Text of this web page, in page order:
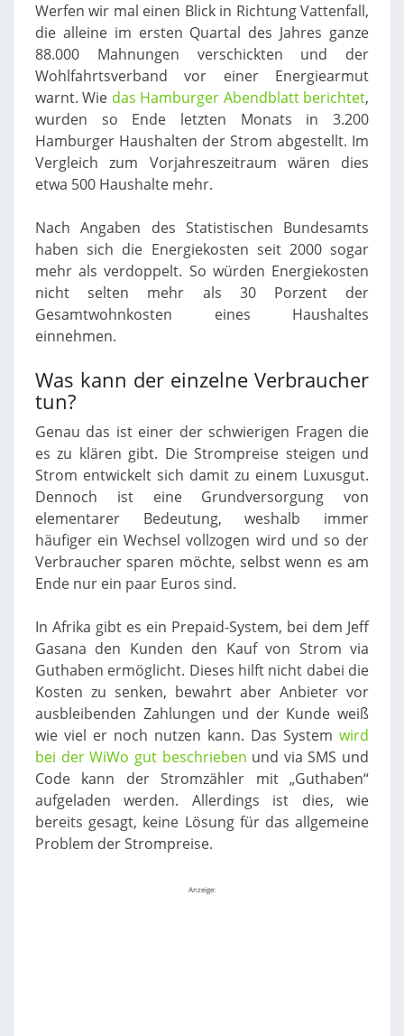
Werfen wir mal einen Blick in Richtung Vattenfall,
die alleine im ersten Quartal des Jahres ganze
88.000 Mahnungen verschickten und der
Wohlfahrtsverband vor einer Energiearmut
warnt. Wie das Hamburger Abendblatt berichtet,
wurden so Ende letzten Monats in 3.200
Hamburger Haushalten der Strom abgestellt. Im
Vergleich zum Vorjahreszeitraum wären dies
etwa 500 Haushalte mehr.
Nach Angaben des Statistischen Bundesamts
haben sich die Energiekosten seit 2000 sogar
mehr als verdoppelt. So würden Energiekosten
nicht selten mehr als 30 Porzent der
Gesamtwohnkosten eines Haushaltes
einnehmen.
Was kann der einzelne Verbraucher
tun?
Genau das ist einer der schwierigen Fragen die
es zu klären gibt. Die Strompreise steigen und
Strom entwickelt sich damit zu einem Luxusgut.
Dennoch ist eine Grundversorgung von
elementarer Bedeutung, weshalb immer
häufiger ein Wechsel vollzogen wird und so der
Verbraucher sparen möchte, selbst wenn es am
Ende nur ein paar Euros sind.
In Afrika gibt es ein Prepaid-System, bei dem Jeff
Gasana den Kunden den Kauf von Strom via
Guthaben ermöglicht. Dieses hilft nicht dabei die
Kosten zu senken, bewahrt aber Anbieter vor
ausbleibenden Zahlungen und der Kunde weiß
wie viel er noch nutzen kann. Das System wird
bei der WiWo gut beschrieben und via SMS und
Code kann der Stromzähler mit „Guthaben“
aufgeladen werden. Allerdings ist dies, wie
bereits gesagt, keine Lösung für das allgemeine
Problem der Strompreise.
Anzeige: